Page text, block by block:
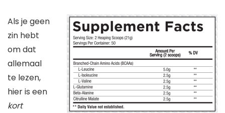
Als je geen
zin hebt
om dat
allemaal
te lezen,
hier is een
kort